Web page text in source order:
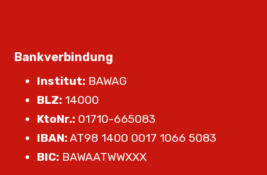
Bankverbindung
Institut: BAWAG
BLZ: 14000
KtoNr.: 01710-665083
IBAN:AT98 1400 0017 1066 5083
BIC: BAWAATWWXXX